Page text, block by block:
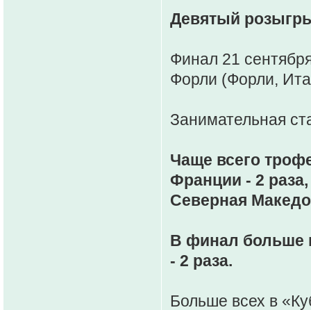
Девятый
Финал 21
Форли (Форли,
Занимательная
Чаще всего
Франции - 2
Северная
В финал больше
- 2 раза.
Больше всех в